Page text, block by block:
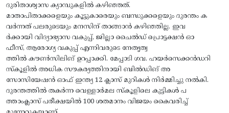
ദുരിതാശ്വാസ ക്യാമ്പുകളില്‍ കഴിഞ്ഞത്.
മാതാപിതാക്കളെയും കൂട്ടുകാരെയും ബന്ധുക്കളെയും ദുരന്തം ക
വര്‍ന്നത് പലരുടെയും മനസിന് താങ്ങാന്‍ കഴിഞ്ഞില്ല. ഇവ
ര്‍ക്കായി വിദ്യാഭ്യാസ വകുപ്പ്, ജില്ലാ ചൈല്‍ഡ് പ്രൊട്ടക്ഷന്‍ ഓ
ഫീസ്, ആരോഗ്യ വകുപ്പ് എന്നിവരുടെ നേതൃത്വ
ത്തില്‍ കൗണ്‍സിലിങ് ഉറപ്പാക്കി. മേപ്പാടി ഗവ. ഹയര്‍സെക്കന്‍ഡറി
സ്‌കൂളില്‍ അധിക സൗകര്യത്തിനായി ബില്‍ഡിങ് അ
സോസിയേഷന്‍ ഓഫ് ഇന്ത്യ 12 ക്ലാസ് മുറികള്‍ നിര്‍മ്മിച്ചു നല്‍കി.
ദുരന്തത്തില്‍ തകര്‍ന്ന വെള്ളാര്‍മല സ്‌കൂളിലെ കുട്ടികള്‍ പ
ത്താംക്ലാസ് പരീക്ഷയില്‍ 100 ശതമാനം വിജയം കൈവരിച്ച്